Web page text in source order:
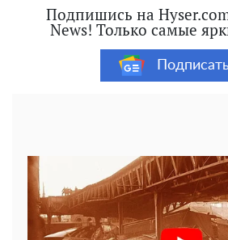
Подпишись на
News! Только самые